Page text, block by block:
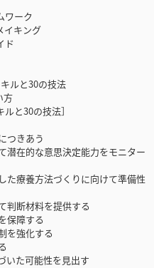
ーク
キング
ルと30の技法
方
と30の技法］
きあう
在的な意思決定能力をモニター
療養方法づくりに向けて準備性
断材料を提供する
障する
強化する
た可能性を見出す